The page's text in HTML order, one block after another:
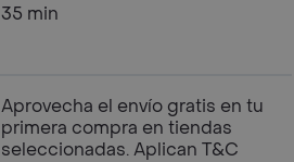
35 min
Aprovecha el envío gratis en tu
primera compra en tiendas
seleccionadas. Aplican T&C